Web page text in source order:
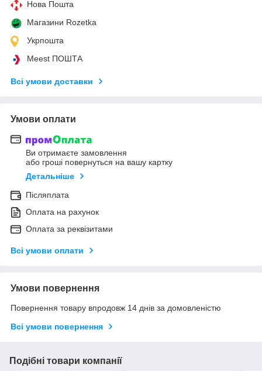
Нова Пошта
Магазини Rozetka
Укрпошта
Meest ПОШТА
Всі умови доставки
Умови оплати
Ви отримаєте замовлення
або гроші повернуться на вашу картку
Детальніше
Післяплата
Оплата на рахунок
Оплата за реквізитами
Всі умови оплати
Умови повернення
Повернення товару впродовж 14 днів за домовленістю
Всі умови повернення
Подібні товари компанії